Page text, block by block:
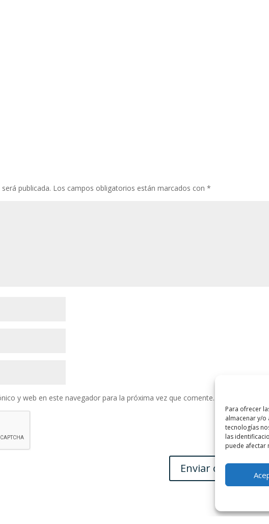
Para ofrecer
almacenar y/o
tecnologías
las
puede afectar
publicada. Los campos obligatorios están marcados con*
y web en este navegador para la próxima vez que comente.